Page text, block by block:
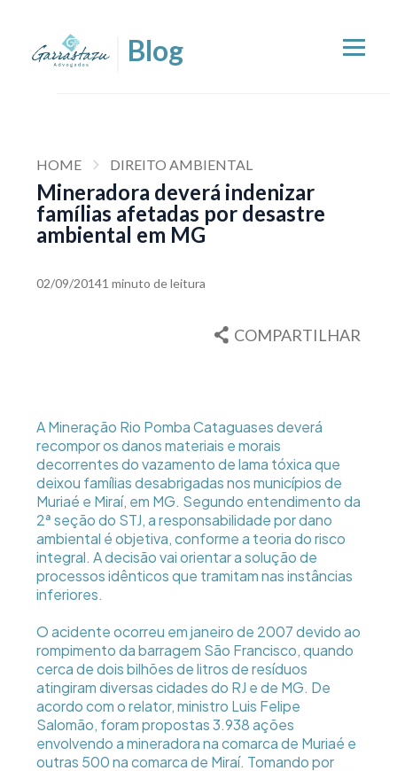
HOME DIREITO AMBIENTAL
Mineradora deverá indenizar
famílias afetadas por desastre
ambiental em MG
02/09/20141 minuto de leitura
COMPARTILHAR
A Mineração Rio Pomba Cataguases deverá
recompor os danos materiais e morais
decorrentes do vazamento de lama tóxica que
deixou famílias desabrigadas nos municípios de
Muriaé e Miraí, em MG. Segundo entendimento da
2ª seção do STJ, a responsabilidade por dano
ambiental é objetiva, conforme a teoria do risco
integral. A decisão vai orientar a solução de
processos idênticos que tramitam nas instâncias
inferiores.
O acidente ocorreu em janeiro de 2007 devido ao
rompimento da barragem São Francisco, quando
cerca de dois bilhões de litros de resíduos
atingiram diversas cidades do RJ e de MG. De
acordo com o relator, ministro Luis Felipe
Salomão, foram propostas 3.938 ações
envolvendo a mineradora na comarca de Muriaé e
outras 500 na comarca de Miraí. Tomando por